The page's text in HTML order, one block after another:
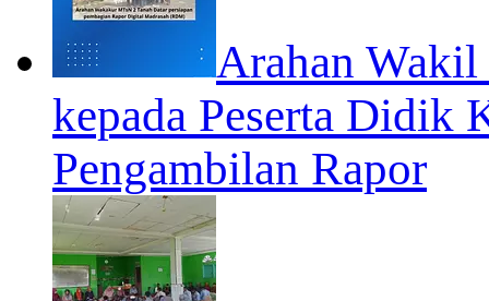
Arahan
kepada Peserta Didik
Pengambilan Rapor